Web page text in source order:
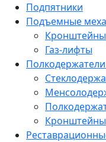
Подпятники
Подъемные
Кронштейны
Газ-лифты
Кронштейны